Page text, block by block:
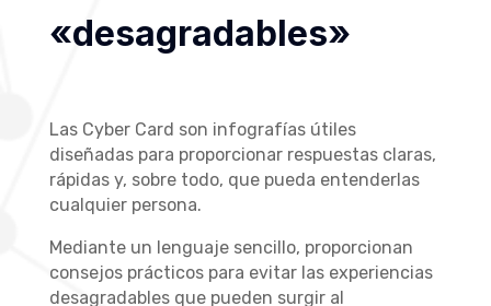
«desagradables»
Las Cyber Card son infografías útiles
diseñadas para proporcionar respuestas claras,
rápidas y, sobre todo, que pueda entenderlas
cualquier persona.
Mediante un lenguaje sencillo, proporcionan
consejos prácticos para evitar las experiencias
desagradables que pueden surgir al